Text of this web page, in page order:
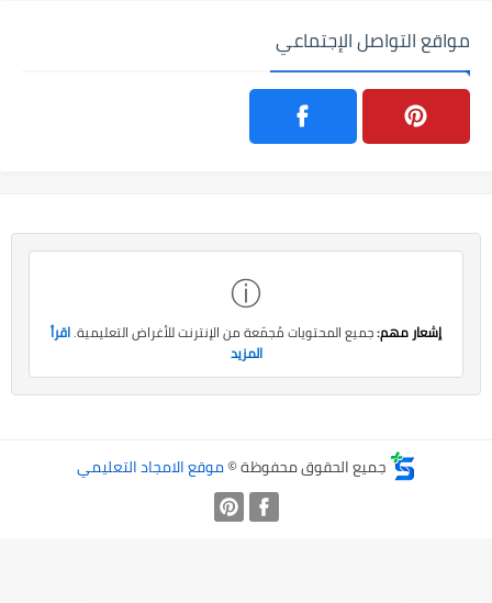
مواقع التواصل الإجتماعي
ⓘ
إشعار مهم:جميع المحتويات مُجمّعة من الإنترنت للأغراض التعليمية.اقرأ
المزيد
جميع الحقوق محفوظة ©موقع الامجاد التعليمي